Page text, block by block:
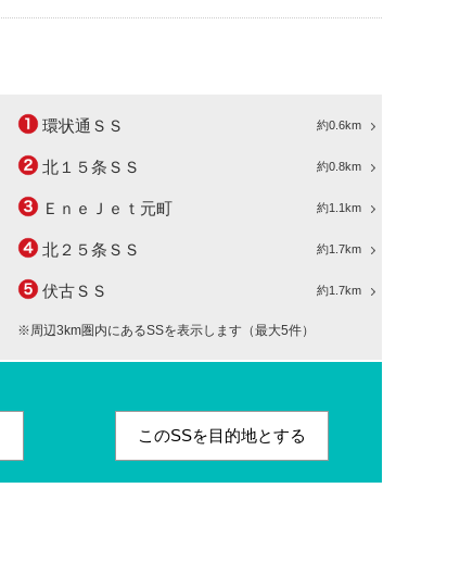
約0.6km
環状通ＳＳ
約0.8km
北１５条ＳＳ
約1.1km
ＥｎｅＪｅｔ元町
約1.7km
北２５条ＳＳ
約1.7km
伏古ＳＳ
※周辺3km圏内にあるSSを表示します（最大5件）
このSSを目的地とする